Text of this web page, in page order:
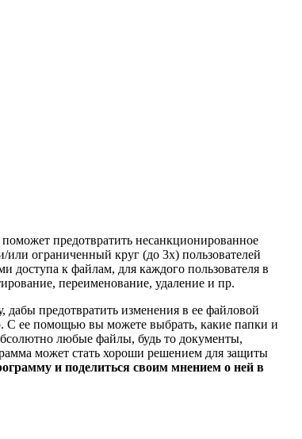
предотвратить несанкционированное
ограниченный круг (до 3х) пользователей
доступа к файлам, для каждого пользователя в
переименование, удаление и пр.
предотвратить изменения в ее файловой
С ее помощью вы можете выбрать, какие папки и
любые файлы, будь то документы,
может стать хороши решением для защиты
и поделиться своим мнением о ней в